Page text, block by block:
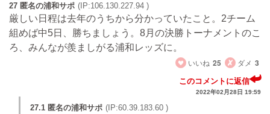
27 匿名の浦和サポ (IP:106.130.227.94 )
厳しい日程は去年のうちから分かっていたこと。2チーム
組めば中5日、勝ちましょう。8月の決勝トーナメントのこ
ろ、みんなが羨ましがる浦和レッズに。
いいね 25 ダメ 3
このコメントに返信
2022年02月28日 19:59
27.1 匿名の浦和サポ (IP:60.39.183.60 )